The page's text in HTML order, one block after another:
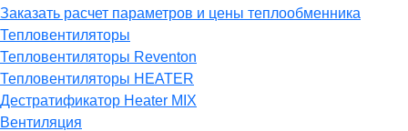
Заказать расчет параметров и цены теплообменника
Тепловентиляторы
Тепловентиляторы Reventon
Тепловентиляторы HEATER
Дестратификатор Heater MIX
Вентиляция